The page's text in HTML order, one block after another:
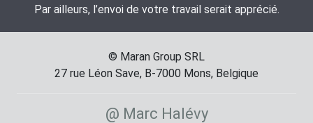
Par ailleurs, l’envoi de votre travail serait apprécié.
© Maran Group SRL
27 rue Léon Save, B-7000 Mons, Belgique
@ Marc Halévy